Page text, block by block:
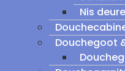
Nis
Douchegoot